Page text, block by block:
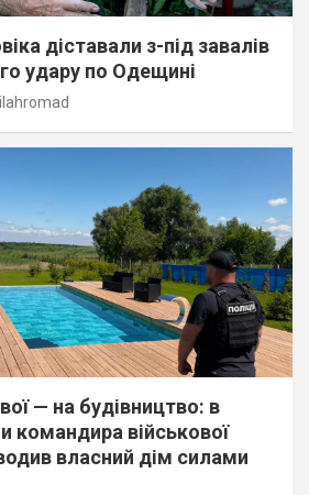
діставали з-під завалів
удару по Одещині
— на будівництво: в
командира військової
власний дім силами